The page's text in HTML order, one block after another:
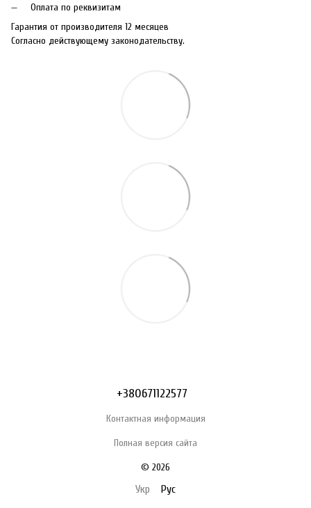
Оплата по реквизитам
Гарантия от производителя 12 месяцев
Согласно действующему законодательству.
+380671122577
Контактная информация
Полная версия сайта
© 2026
Укр Рус